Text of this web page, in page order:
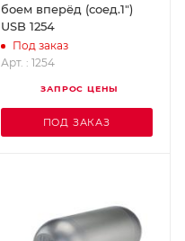
боем вперёд (соед.1")
USB 1254
Под заказ
Арт. : 1254
ЗАПРОС ЦЕНЫ
ПОД ЗАКАЗ